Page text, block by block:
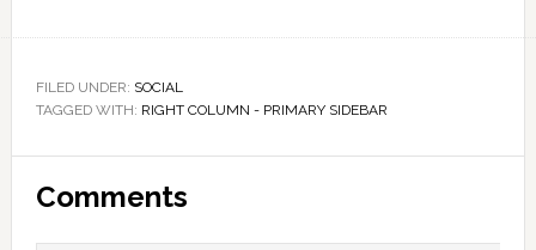
FILED UNDER: SOCIAL
TAGGED WITH: RIGHT COLUMN - PRIMARY SIDEBAR
Interactions
Comments